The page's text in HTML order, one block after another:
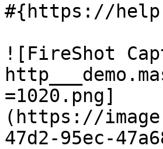
#{https://
![FireShot
=1020.png]
(https://
47d2-95ec-